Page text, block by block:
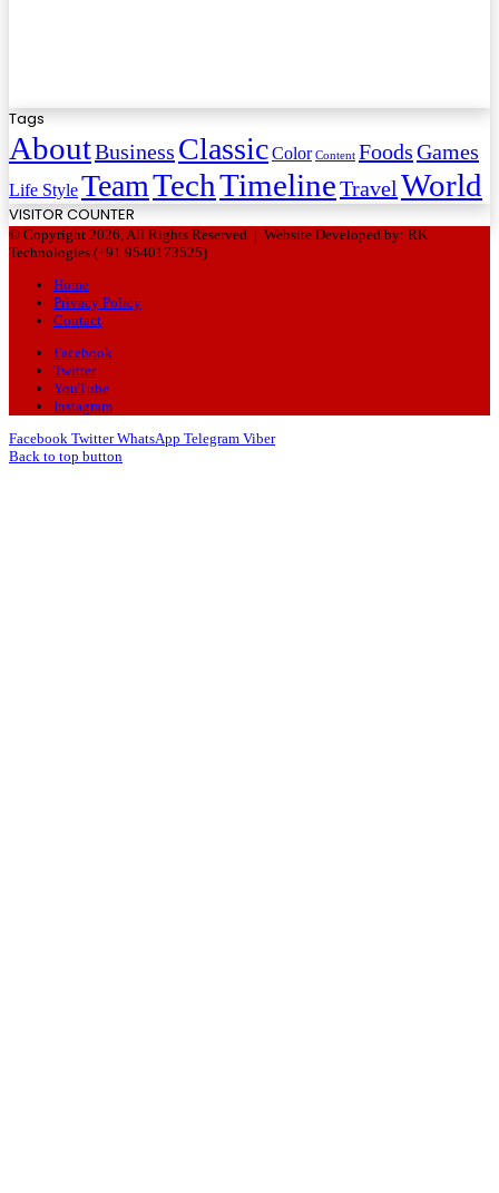
Tags
AboutBusiness ClassicColor Content FoodsGames
Life StyleTeamTechTimelineTravel World
VISITOR COUNTER
© Copyright 2026, All Rights Reserved | Website Developed by: RK
Technologies (+91 9540173525)
Home
Privacy Policy
Contact
Facebook
Twitter
YouTube
Instagram
Facebook Twitter WhatsApp Telegram Viber
Back to top button